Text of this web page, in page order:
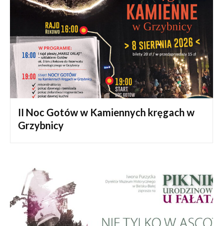
II Noc Gotów w Kamiennych kręgach w
Grzybnicy